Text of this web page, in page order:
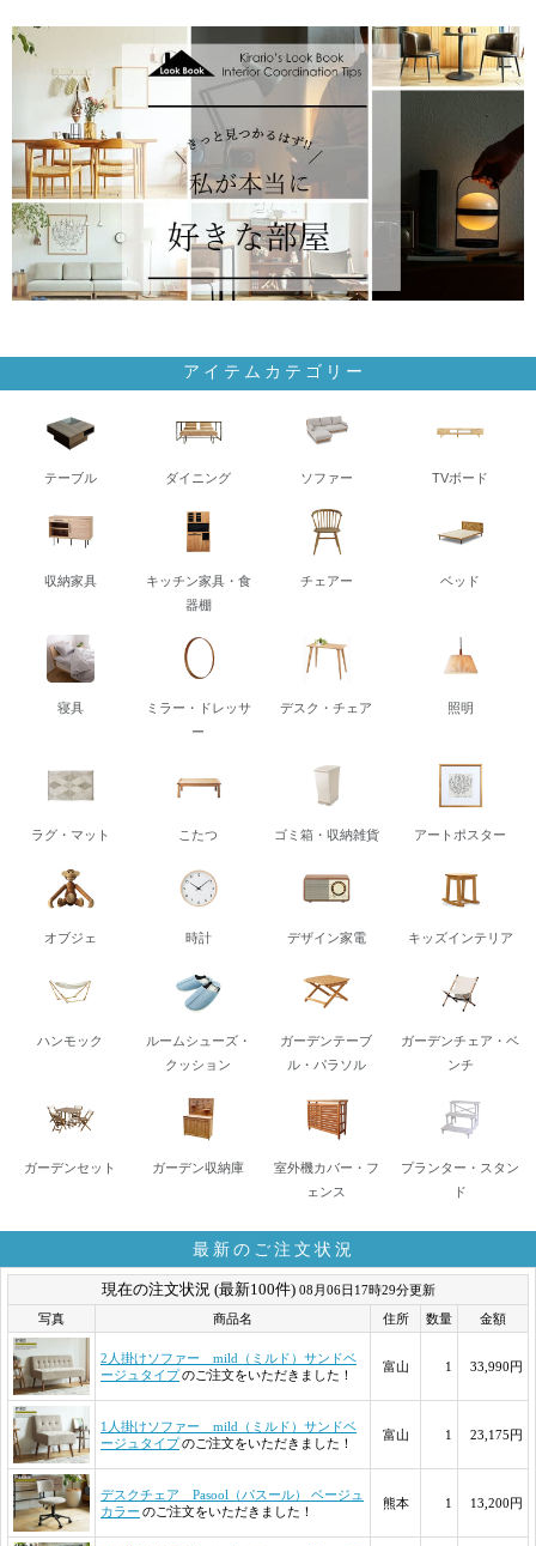
アイテムカテゴリー
テーブル ダイニング ソファー TVボード
収納家具
キッチン家具・食
器棚
チェアー ベッド
寝具
ミラー・ドレッサ
ー
デスク・チェア 照明
ラグ・マット こたつ ゴミ箱・収納雑貨 アートポスター
オブジェ 時計 デザイン家電 キッズインテリア
ハンモック
ルームシューズ・
クッション
ガーデンテーブ
ル・パラソル
ガーデンチェア・ベ
ンチ
ガーデンセット ガーデン収納庫
室外機カバー・フ
ェンス
プランター・スタン
ド
最新のご注文状況